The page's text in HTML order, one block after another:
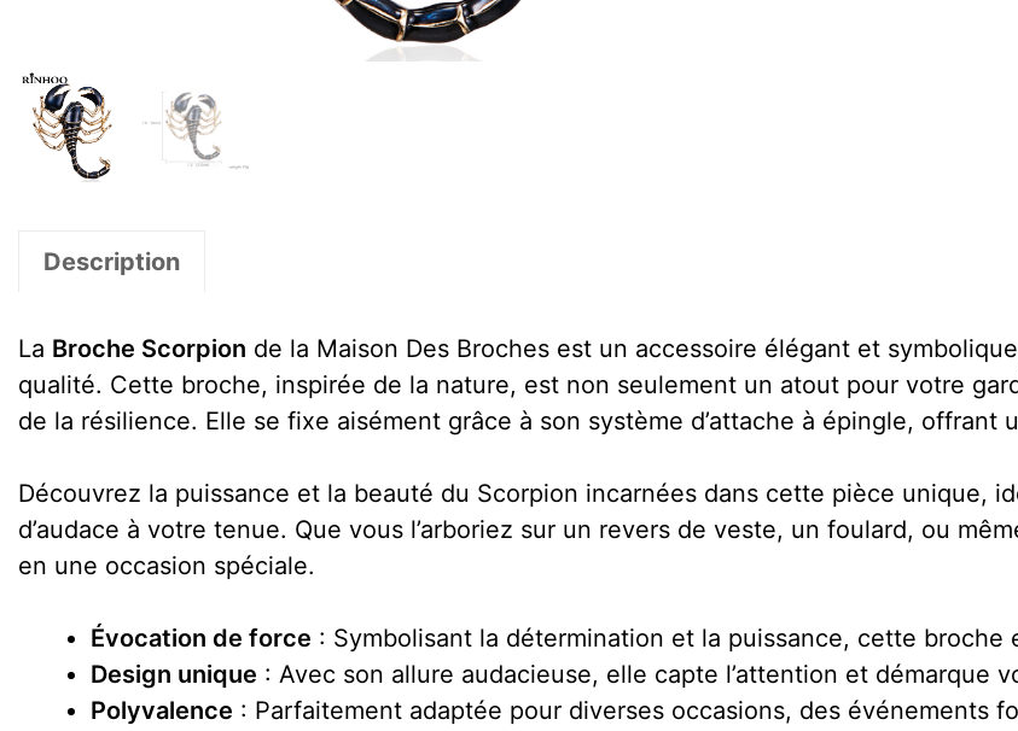
Description
La Broche Scorpion de la Maison Des Broches est un accessoire élégant et
qualité. Cette broche, inspirée de la nature, est non seulement un atout pour votre
de la résilience. Elle se fixe aisément grâce à son système d’attache à épingle,
Découvrez la puissance et la beauté du Scorpion incarnées dans cette pièce unique,
d’audace à votre tenue. Que vous l’arboriez sur un revers de veste, un foulard, ou
en une occasion spéciale.
Évocation de force : Symbolisant la détermination et la puissance, cette
Design unique : Avec son allure audacieuse, elle capte l’attention et démarque
Polyvalence : Parfaitement adaptée pour diverses occasions, des événements